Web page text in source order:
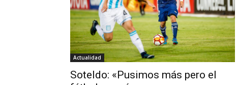
Actualidad
Soteldo: «Pusimos más pero el